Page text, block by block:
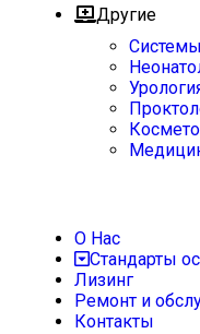
Другие
О Нас
Стандарты
Лизинг
Ремонт и
Контакты